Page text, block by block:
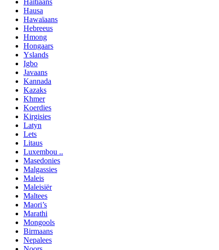
Hausa
Hawaïaans
Hebreeus
Hmong
Hongaars
Yslands
Igbo
Javaans
Kannada
Kazaks
Khmer
Koerdies
Kirgisies
Latyn
Lets
Litaus
Luxembou ..
Masedonies
Malgassies
Maleis
Maleisiër
Maltees
Maori’s
Marathi
Mongools
Birmaans
Nepalees